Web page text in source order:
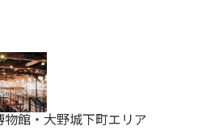
物館・大野城下町エリア